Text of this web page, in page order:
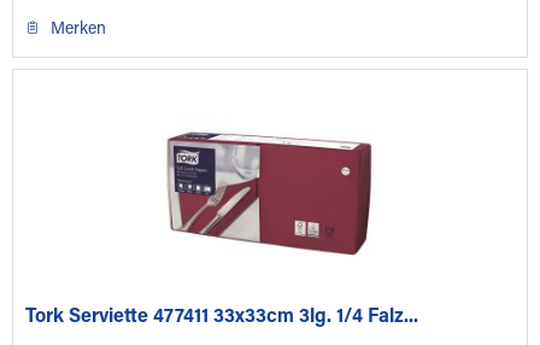
Merken
Tork Serviette 477411 33x33cm 3lg. 1/4 Falz...